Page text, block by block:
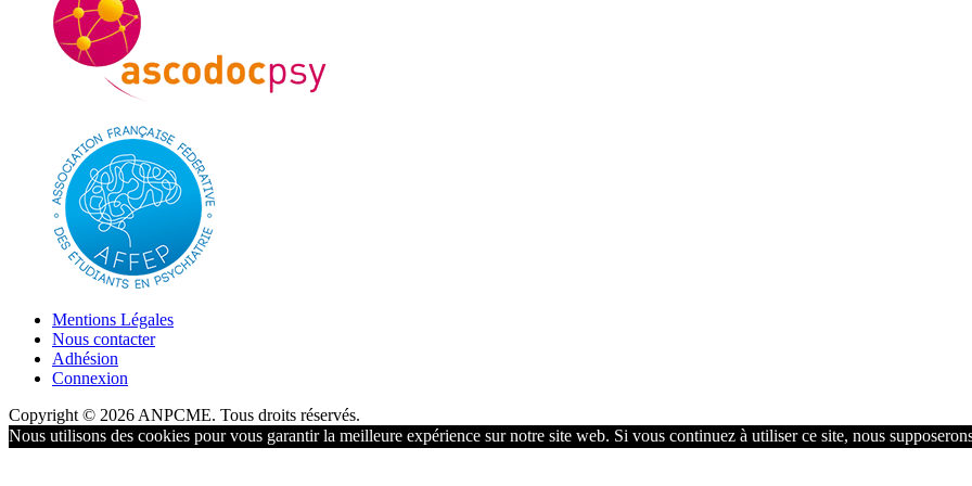
Mentions Légales
Nous contacter
Adhésion
Connexion
Copyright © 2026 ANPCME. Tous droits réservés.
Nous utilisons des cookies pour vous garantir la meilleure expérience sur notre site web. Si vous continuez à utiliser ce site, nous